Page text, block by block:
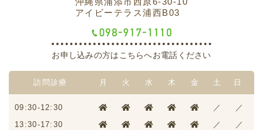
アイビーテラス浦西B03
お申し込みの方はこちらへお電話ください
訪問診療 月 火 水 木 金 土 日
09:30-12:30 ／
／
13:30-17:30
／ ／